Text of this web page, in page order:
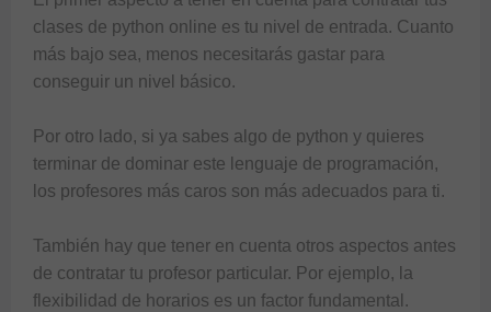
clases de python online es tu nivel de entrada. Cuanto
más bajo sea, menos necesitarás gastar para
conseguir un nivel básico.
Por otro lado, si ya sabes algo de python y quieres
terminar de dominar este lenguaje de programación,
los profesores más caros son más adecuados para ti.
También hay que tener en cuenta otros aspectos antes
de contratar tu profesor particular. Por ejemplo, la
flexibilidad de horarios es un factor fundamental.